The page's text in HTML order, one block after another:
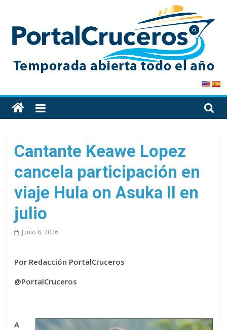
content
PortalCruceros
Toda
la
de
cruceros
en
solo
sitio
Cantante Keawe Lopez
cancela participación en
viaje Hula on Asuka II en
julio
Junio 8, 2026
Por Redacción PortalCruceros
@PortalCruceros
A